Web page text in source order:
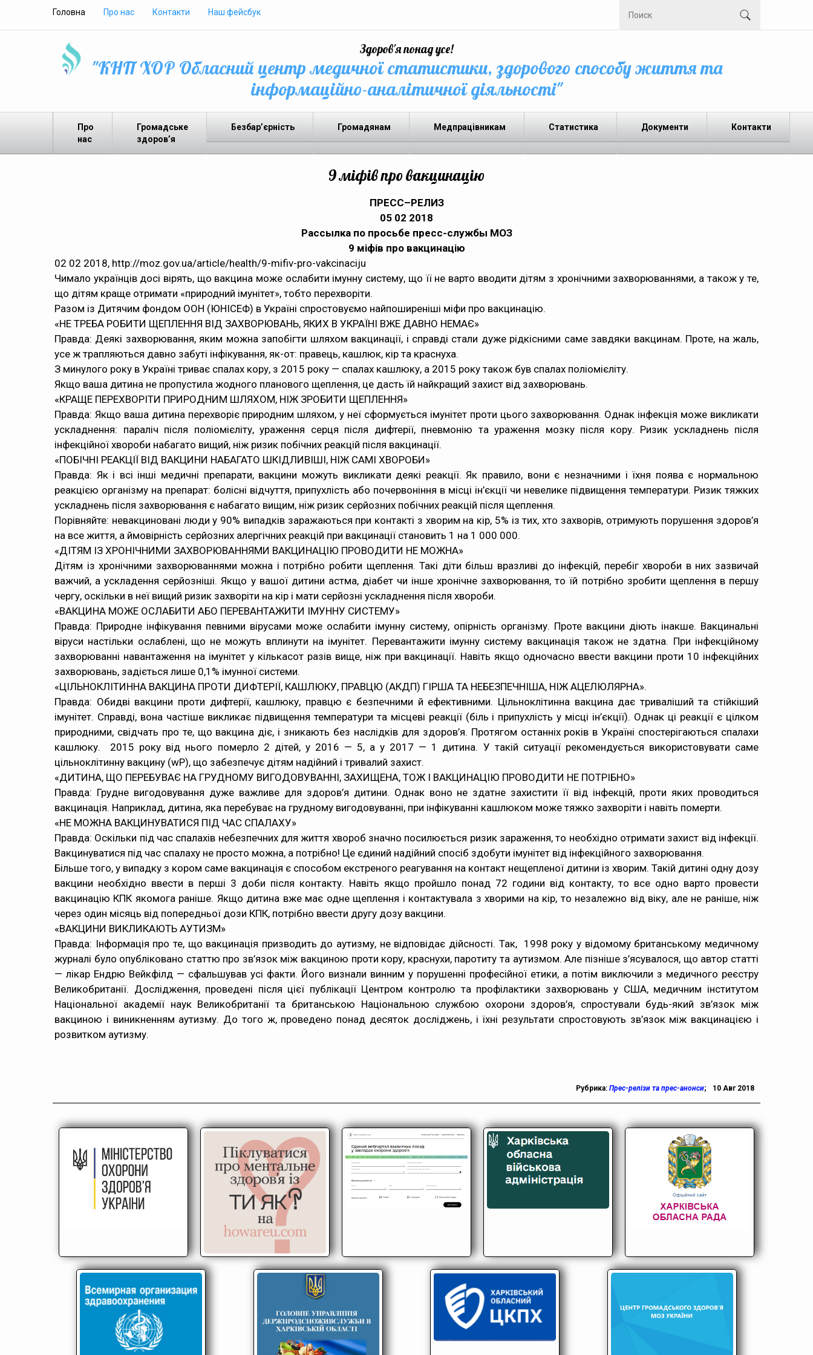
Головна Про нас Контакти Наш фейсбук
Здоров'я понад усе!
"КНП ХОР Обласний центр медичної статистики, здорового способу життя та
інформаційно-аналітичної діяльності"
Про
нас
Громадське
здоров’я
Безбар’єрність Громадянам Медпрацівникам Статистика Документи Контакти
9 міфів про вакцинацію
ПРЕСС–РЕЛИЗ
05 02 2018
Рассылка по просьбе пресс-службы МОЗ
9 міфів про вакцинацію
02 02 2018, http://moz.gov.ua/article/health/9-mifiv-pro-vakcinaciju
Чимало українців досі вірять, що вакцина може ослабити імунну систему, що її не варто вводити дітям з хронічними захворюваннями, а також у те,
що дітям краще отримати «природний імунітет», тобто перехворіти.
Разом із Дитячим фондом ООН (ЮНІСЕФ) в Україні спростовуємо найпоширеніші міфи про вакцинацію.
«НЕ ТРЕБА РОБИТИ ЩЕПЛЕННЯ ВІД ЗАХВОРЮВАНЬ, ЯКИХ В УКРАЇНІ ВЖЕ ДАВНО НЕМАЄ»
Правда: Деякі захворювання, яким можна запобігти шляхом вакцинації, і справді стали дуже рідкісними саме завдяки вакцинам. Проте, на жаль,
усе ж трапляються давно забуті інфікування, як-от: правець, кашлюк, кір та краснуха.
З минулого року в Україні триває спалах кору, з 2015 року — спалах кашлюку, а 2015 року також був спалах поліомієліту.
Якщо ваша дитина не пропустила жодного планового щеплення, це дасть їй найкращий захист від захворювань.
«КРАЩЕ ПЕРЕХВОРІТИ ПРИРОДНИМ ШЛЯХОМ, НІЖ ЗРОБИТИ ЩЕПЛЕННЯ»
Правда: Якщо ваша дитина перехворіє природним шляхом, у неї сформується імунітет проти цього захворювання. Однак інфекція може викликати
ускладнення: параліч після поліомієліту, ураження серця після дифтерії, пневмонію та ураження мозку після кору. Ризик ускладнень після
інфекційної хвороби набагато вищий, ніж ризик побічних реакцій після вакцинації.
«ПОБІЧНІ РЕАКЦІЇ ВІД ВАКЦИНИ НАБАГАТО ШКІДЛИВІШІ, НІЖ САМІ ХВОРОБИ»
Правда: Як і всі інші медичні препарати, вакцини можуть викликати деякі реакції. Як правило, вони є незначними і їхня поява є нормальною
реакцією організму на препарат: болісні відчуття, припухлість або почервоніння в місці ін’єкції чи невелике підвищення температури. Ризик тяжких
ускладнень після захворювання є набагато вищим, ніж ризик серйозних побічних реакцій після щеплення.
Порівняйте: невакциновані люди у 90% випадків заражаються при контакті з хворим на кір, 5% із тих, хто захворів, отримують порушення здоров’я
на все життя, а ймовірність серйозних алергічних реакцій при вакцинації становить 1 на 1 000 000.
«ДІТЯМ ІЗ ХРОНІЧНИМИ ЗАХВОРЮВАННЯМИ ВАКЦИНАЦІЮ ПРОВОДИТИ НЕ МОЖНА»
Дітям із хронічними захворюваннями можна і потрібно робити щеплення. Такі діти більш вразливі до інфекцій, перебіг хвороби в них зазвичай
важчий, а ускладення серйозніші. Якщо у вашої дитини астма, діабет чи інше хронічне захворювання, то їй потрібно зробити щеплення в першу
чергу, оскільки в неї вищий ризик захворіти на кір і мати серйозні ускладнення після хвороби.
«ВАКЦИНА МОЖЕ ОСЛАБИТИ АБО ПЕРЕВАНТАЖИТИ ІМУННУ СИСТЕМУ»
Правда: Природне інфікування певними вірусами може ослабити імунну систему, опірність організму. Проте вакцини діють інакше. Вакцинальні
віруси настільки ослаблені, що не можуть вплинути на імунітет. Перевантажити імунну систему вакцинація також не здатна. При інфекційному
захворюванні навантаження на імунітет у кількасот разів вище, ніж при вакцинації. Навіть якщо одночасно ввести вакцини проти 10 інфекційних
захворювань, задіється лише 0,1% імунної системи.
«ЦІЛЬНОКЛІТИННА ВАКЦИНА ПРОТИ ДИФТЕРІЇ, КАШЛЮКУ, ПРАВЦЮ (АКДП) ГІРША ТА НЕБЕЗПЕЧНІША, НІЖ АЦЕЛЮЛЯРНА».
Правда: Обидві вакцини проти дифтерії, кашлюку, правцю є безпечними й ефективними. Цільноклітинна вакцина дає триваліший та стійкіший
імунітет. Справді, вона частіше викликає підвищення температури та місцеві реакції (біль і припухлість у місці ін’єкції). Однак ці реакції є цілком
природними, свідчать про те, що вакцина діє, і зникають без наслідків для здоров’я. Протягом останніх років в Україні спостерігаються спалахи
кашлюку. 2015 року від нього померло 2 дітей, у 2016 — 5, а у 2017 — 1 дитина. У такій ситуації рекомендується використовувати саме
цільноклітинну вакцину (wP), що забезпечує дітям надійний і тривалий захист.
«ДИТИНА, ЩО ПЕРЕБУВАЄ НА ГРУДНОМУ ВИГОДОВУВАННІ, ЗАХИЩЕНА, ТОЖ І ВАКЦИНАЦІЮ ПРОВОДИТИ НЕ ПОТРІБНО»
Правда: Грудне вигодовування дуже важливе для здоров’я дитини. Однак воно не здатне захистити її від інфекцій, проти яких проводиться
вакцинація. Наприклад, дитина, яка перебуває на грудному вигодовуванні, при інфікуванні кашлюком може тяжко захворіти і навіть померти.
«НЕ МОЖНА ВАКЦИНУВАТИСЯ ПІД ЧАС СПАЛАХУ»
Правда: Оскільки під час спалахів небезпечних для життя хвороб значно посилюється ризик зараження, то необхідно отримати захист від інфекції.
Вакцинуватися під час спалаху не просто можна, а потрібно! Це єдиний надійний спосіб здобути імунітет від інфекційного захворювання.
Більше того, у випадку з кором саме вакцинація є способом екстреного реагування на контакт нещепленої дитини із хворим. Такій дитині одну дозу
вакцини необхідно ввести в перші 3 доби після контакту. Навіть якщо пройшло понад 72 години від контакту, то все одно варто провести
вакцинацію КПК якомога раніше. Якщо дитина вже має одне щеплення і контактувала з хворими на кір, то незалежно від віку, але не раніше, ніж
через один місяць від попередньої дози КПК, потрібно ввести другу дозу вакцини.
«ВАКЦИНИ ВИКЛИКАЮТЬ АУТИЗМ»
Правда: Інформація про те, що вакцинація призводить до аутизму, не відповідає дійсності. Так, 1998 року у відомому британському медичному
журналі було опубліковано статтю про зв’язок між вакциною проти кору, краснухи, паротиту та аутизмом. Але пізніше з’ясувалося, що автор статті
— лікар Ендрю Вейкфілд — сфальшував усі факти. Його визнали винним у порушенні професійної етики, а потім виключили з медичного реєстру
Великобританії. Дослідження, проведені після цієї публікації Центром контролю та профілактики захворювань у США, медичним інститутом
Національної академії наук Великобританії та британською Національною службою охорони здоров’я, спростували будь-який зв’язок між
вакциною і виникненням аутизму. До того ж, проведено понад десяток досліджень, і їхні результати спростовують зв’язок між вакцинацією і
розвитком аутизму.
Рубрика: Прес-релізи та прес-анонси; 10 Авг 2018